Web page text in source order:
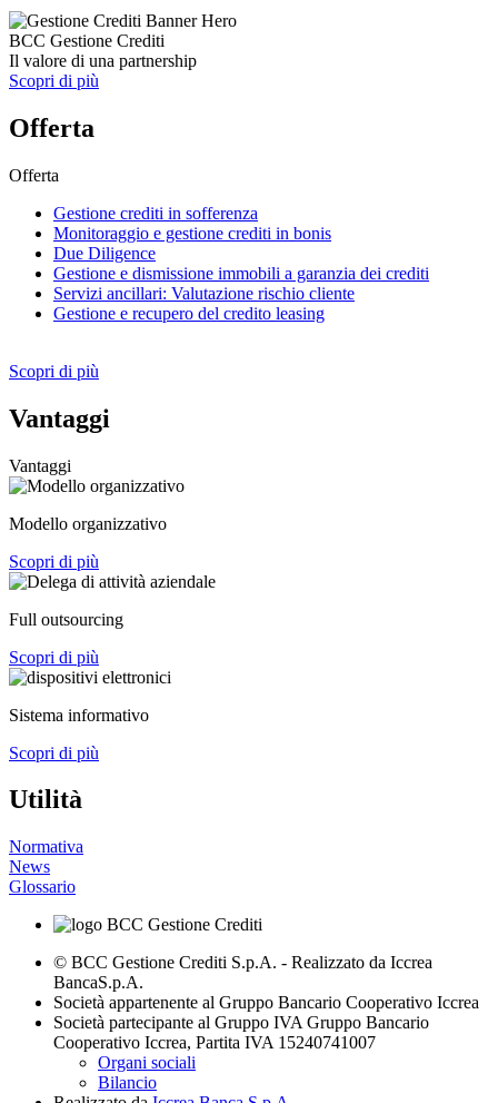
BCC Gestione Crediti
Il valore di una partnership
Scopri di più
Offerta
Offerta
Gestione crediti in sofferenza
Monitoraggio e gestione crediti in bonis
Due Diligence
Gestione e dismissione immobili a garanzia dei crediti
Servizi ancillari: Valutazione rischio cliente
Gestione e recupero del credito leasing
Scopri di più
Vantaggi
Vantaggi
Modello organizzativo
Scopri di più
Full outsourcing
Scopri di più
Sistema informativo
Scopri di più
Utilità
Normativa
News
Glossario
© BCC Gestione Crediti S.p.A. - Realizzato da Iccrea
BancaS.p.A.
Società appartenente al Gruppo Bancario Cooperativo Iccrea
Società partecipante al Gruppo IVA Gruppo Bancario
Cooperativo Iccrea, Partita IVA 15240741007
Organi sociali
Bilancio